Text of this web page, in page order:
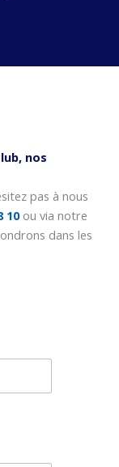
nos
pas à nous
10 ou via notre
dans les